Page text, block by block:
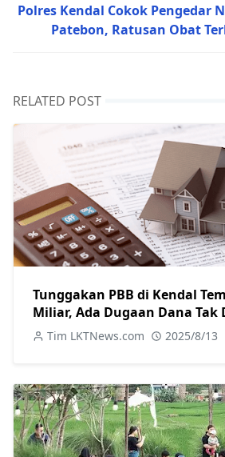
Polres Kendal Cokok Pengedar
Patebon, Ratusan Obat
RELATED POST
Tunggakan PBB di Kendal
Miliar, Ada Dugaan Dana Tak
Daerah
Tim LKTNews.com 2025/8/13